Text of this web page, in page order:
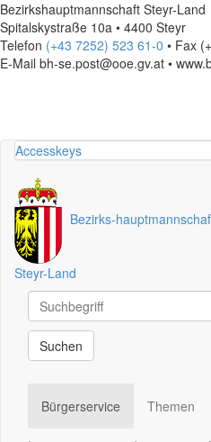
Bezirkshauptmannschaft Steyr-Land
Spitalskystraße 10a • 4400 Steyr
Telefon (+43 7252) 523 61-0 • Fax
E-Mail bh-se.post@ooe.gv.at •
Accesskeys
Bezirks-
Steyr-Land
Schnellsuche
Schnellsuche
Suchen
Bürgerservice
.
Themen
.
.